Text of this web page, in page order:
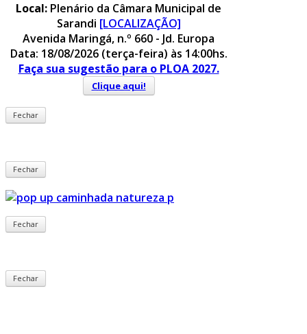
Local: Plenário da Câmara Municipal de
Sarandi [LOCALIZAÇÃO]
Avenida Maringá, n.º 660 - Jd. Europa
Data: 18/08/2026 (terça-feira) às 14:00hs.
Faça sua sugestão para o PLOA 2027.
Clique aqui!
Fechar
Fechar
Fechar
Fechar